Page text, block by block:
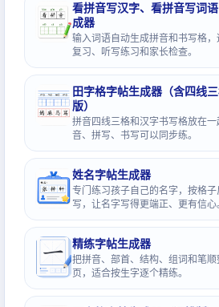
看拼音写汉字、看拼音写词
成器
输入词语自动生成拼音和书写格
复习、听写练习和家长检查。
田字格字帖生成器（含四线
版）
拼音四线三格和汉字书写格放在一
音、拼写、书写可以同步练。
姓名字帖生成器
专门练习孩子自己的名字，按格子
写，让名字写得更端正、更有信心
精练字帖生成器
把拼音、部首、结构、组词和笔
页，适合按生字逐个精练。